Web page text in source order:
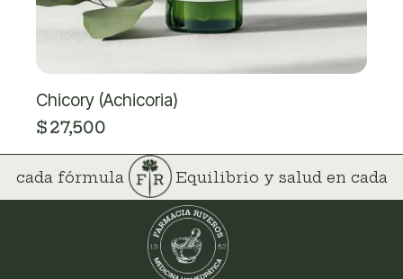
Chicory (Achicoria)
$27,500
cada fórmula Equilibrio y salud en